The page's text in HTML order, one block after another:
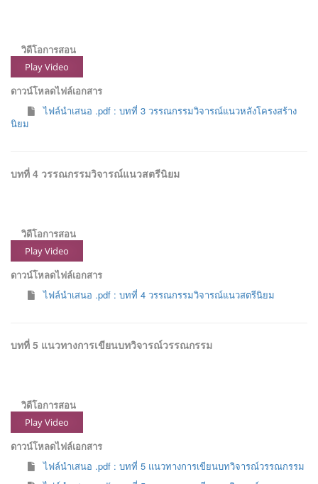
วิดีโอการสอน
Play Video
ดาวน์โหลดไฟล์เอกสาร
ไฟล์นำเสนอ .pdf : บทที่ 3 วรรณกรรมวิจารณ์แนวหลังโครงสร้าง
นิยม
บทที่ 4 วรรณกรรมวิจารณ์แนวสตรีนิยม
วิดีโอการสอน
Play Video
ดาวน์โหลดไฟล์เอกสาร
ไฟล์นำเสนอ .pdf : บทที่ 4 วรรณกรรมวิจารณ์แนวสตรีนิยม
บทที่ 5 แนวทางการเขียนบทวิจารณ์วรรณกรรม
วิดีโอการสอน
Play Video
ดาวน์โหลดไฟล์เอกสาร
ไฟล์นำเสนอ .pdf : บทที่ 5 แนวทางการเขียนบทวิจารณ์วรรณกรรม